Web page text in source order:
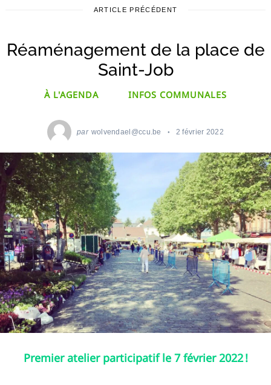
ARTICLE PRÉCÉDENT
Réaménagement de la place de
Saint-Job
À L'AGENDA INFOS COMMUNALES
par wolvendael@ccu.be 2 février 2022
Premier atelier participatif le 7 février 2022 !